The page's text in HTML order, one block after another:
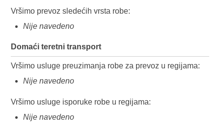
Vršimo prevoz sledećih vrsta robe:
Nije navedeno
Domaći teretni transport
Vršimo usluge preuzimanja robe za prevoz u regijama:
Nije navedeno
Vršimo usluge isporuke robe u regijama:
Nije navedeno